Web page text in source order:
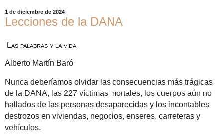
1 de diciembre de 2024
Lecciones de la DANA
Las palabras y la vida
Alberto Martín Baró
Nunca deberíamos olvidar las consecuencias más trágicas
de la DANA, las 227 víctimas mortales, los cuerpos aún no
hallados de las personas desaparecidas y los incontables
destrozos en viviendas, negocios, enseres, carreteras y
vehículos.